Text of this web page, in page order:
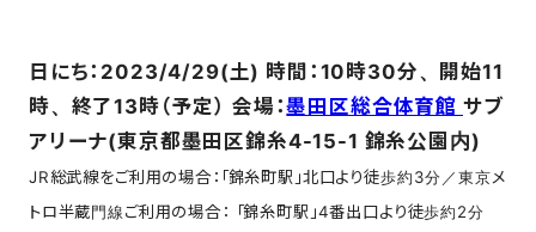
お問い合わせ
CSRのご依頼
スクール体験・入会希望
日にち：2023/4/29(土) 時間：10時30分、開始11
時、終了13時（予定） 会場：墨田区総合体育館 サブ
アリーナ(東京都墨田区錦糸4-15-1 錦糸公園内)
JR総武線をご利用の場合：「錦糸町駅」北口より徒歩約3分／東京メ
トロ半蔵門線ご利用の場合： 「錦糸町駅」4番出口より徒歩約2分